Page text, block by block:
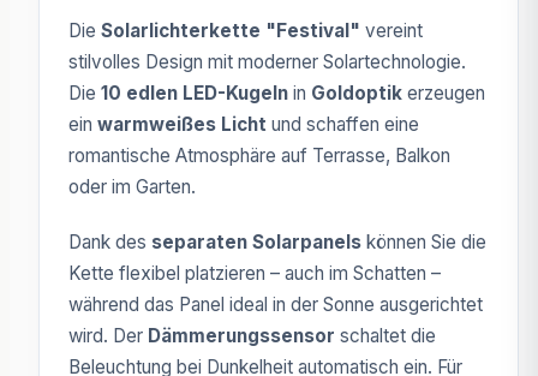
Die Solarlichterkette "Festival" vereint
stilvolles Design mit moderner Solartechnologie.
Die 10 edlen LED-Kugeln in Goldoptik erzeugen
ein warmweißes Licht und schaffen eine
romantische Atmosphäre auf Terrasse, Balkon
oder im Garten.
Dank des separaten Solarpanels können Sie die
Kette flexibel platzieren – auch im Schatten –
während das Panel ideal in der Sonne ausgerichtet
wird. Der Dämmerungssensor schaltet die
Beleuchtung bei Dunkelheit automatisch ein. Für